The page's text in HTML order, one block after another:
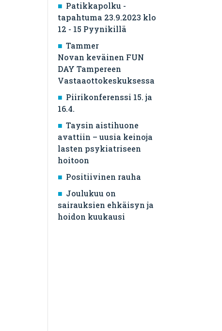
Patikkapolku -
tapahtuma 23.9.2023 klo
12 - 15 Pyynikillä
Tammer
Novan keväinen FUN
DAY Tampereen
Vastaaottokeskuksessa
Piirikonferenssi 15. ja
16.4.
Taysin aistihuone
avattiin – uusia keinoja
lasten psykiatriseen
hoitoon
Positiivinen rauha
Joulukuu on
sairauksien ehkäisyn ja
hoidon kuukausi